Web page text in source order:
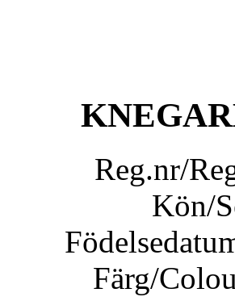
Reg.nr/
Kön/
Färg/